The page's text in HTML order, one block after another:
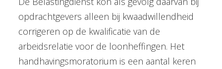
opdrachtgevers alleen bij kwaadwillendheid
corrigeren op de kwalificatie van de
arbeidsrelatie voor de loonheffingen. Het
handhavingsmoratorium is een aantal keren